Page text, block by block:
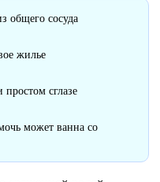
общего сосуда
жилье
сглазе
может ванна со